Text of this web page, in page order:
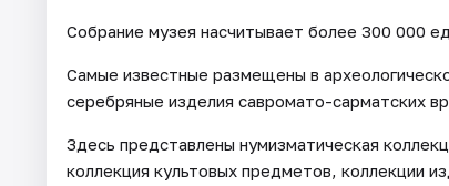
Собрание музея насчитывает более 300 000
Самые известные размещены в
серебряные изделия савромато-сарматских
Здесь представлены нумизматическая
коллекция культовых предметов, коллекции